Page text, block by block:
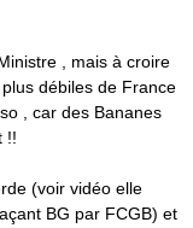
, mais à croire
débiles de France
, car des Bananes
!!
(voir vidéo elle
BG par FCGB) et